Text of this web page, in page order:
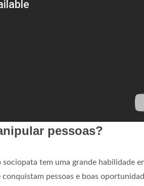
pessoas?
tem uma grande habilidade
pessoas e boas